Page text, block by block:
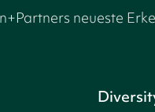
neueste